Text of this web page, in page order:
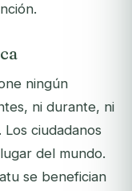
ningún
ni durante, ni
ciudadanos
del mundo.
se benefician